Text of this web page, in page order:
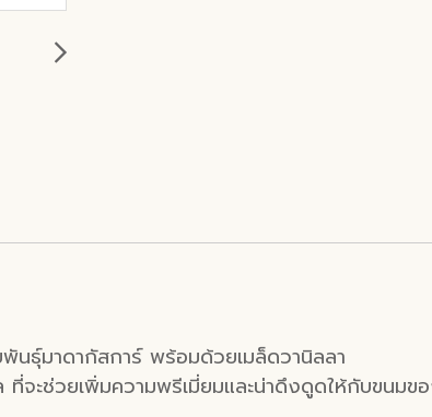
ธุ์มาดากัสการ์ พร้อมด้วยเมล็ดวานิลลา
จะช่วยเพิ่มความพรีเมี่ยมและน่าดึงดูดให้กับขนม